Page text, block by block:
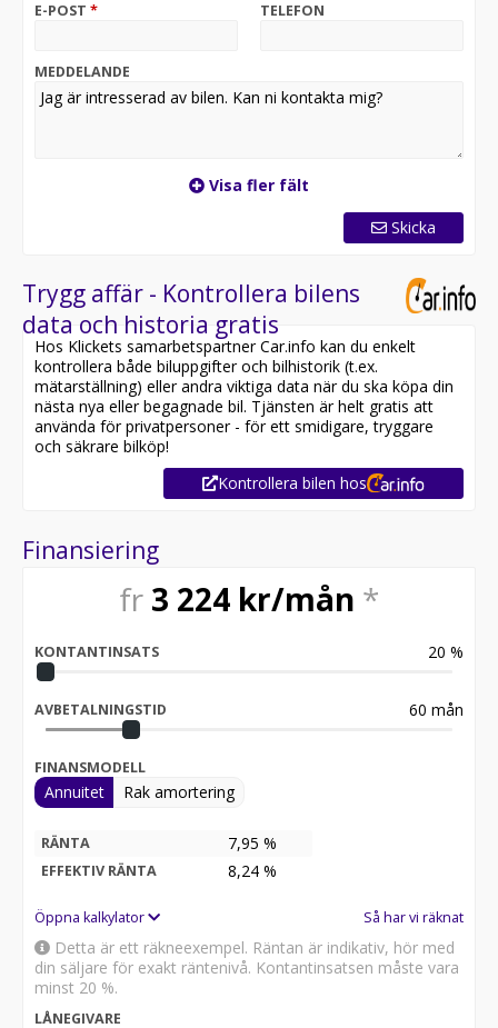
E-POST * TELEFON
MEDDELANDE
Visa fler fält
Skicka
Trygg affär - Kontrollera bilens
data och historia gratis
Hos Klickets samarbetspartner Car.info kan du enkelt
kontrollera både biluppgifter och bilhistorik (t.ex.
mätarställning) eller andra viktiga data när du ska köpa din
nästa nya eller begagnade bil. Tjänsten är helt gratis att
använda för privatpersoner - för ett smidigare, tryggare
och säkrare bilköp!
Kontrollera bilen hos
Finansiering
fr 3 224 kr/mån *
KONTANTINSATS 20 %
AVBETALNINGSTID 60 mån
FINANSMODELL
Annuitet Rak amortering
RÄNTA 7,95 %
EFFEKTIV RÄNTA 8,24 %
Öppna kalkylator Så har vi räknat
Detta är ett räkneexempel. Räntan är indikativ, hör med
din säljare för exakt räntenivå. Kontantinsatsen måste vara
minst 20 %.
LÅNEGIVARE